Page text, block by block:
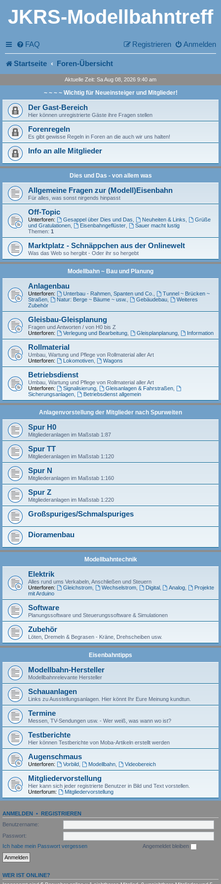
JKRS-Modellbahntreff
FAQ Anmelden
Registrieren
Startseite Foren-Übersicht
Aktuelle Zeit: Sa Aug 08, 2026 9:40 am
~ ~ ~ ~ Wichtig für Neueinsteiger und Mitglieder!
Der Gast-Bereich
Hier können unregistrierte Gäste ihre Fragen stellen
Forenregeln
Es gibt gewisse Regeln in Foren an die auch wir uns halten!
Info an alle Mitglieder
Dies und Das - von allem was
Allgemeine Fragen zur (Modell)Eisenbahn
Für alles, was sonst nirgends hinpasst
Off-Topic
Unterforen: Gesappel über Dies und Das Neuheiten & Links
Grüße
und Gratulationen
Eisenbahngeflüster,
Sauer macht lustig
Themen: 1
Marktplatz - Schnäppchen aus der Onlinewelt
Was das Web so hergibt - Oder ihr so hergebt
Modellbahn ~ Bau und Planung
Anlagenbau
Unterforen: Unterbau - Rahmen, Spanten und Co.
Tunnel ~ Brücken ~
Straßen
Natur: Berge ~ Bäume ~ usw. Gebäudebau,
Weiteres
Zubehör
Gleisbau-Gleisplanung
Fragen und Antworten / von H0 bis Z
Unterforen:
Verlegung und Bearbeitung, Gleisplanplanung, Information
Rollmaterial
Umbau, Wartung und Pflege von Rollmaterial aller Art
Unterforen:
Lokomotiven, Wagons
Betriebsdienst
Umbau, Wartung und Pflege von Rollmaterial aller Art
Unterforen:
Signalisierung, Gleisanlagen & Fahrstraßen,
Sicherungsanlagen
Betriebsdienst allgemein
Anlagenvorstellung der Mitglieder nach Spurweiten
Spur H0
Mitgliederanlagen im Maßstab 1:87
Spur TT
Mitgliederanlagen im Maßstab 1:120
Spur N
Mitgliederanlagen im Maßstab 1:160
Spur Z
Mitgliederanlagen im Maßstab 1:220
Großspuriges/Schmalspuriges
Dioramenbau
Modellbahntechnik
Elektrik
Alles rund ums Verkabeln, Anschließen und Steuern
Unterforen:
Gleichstrom, Wechselstrom, Digital, Analog
Projekte
mit Arduino
Software
Planungssoftware und Steuerungssoftware & Simulationen
Zubehör
Löten, Dremeln & Begrasen - Kräne, Drehscheiben usw.
Eisenbahntipps
Modellbahn-Hersteller
Modellbahnrelevante Hersteller
Schauanlagen
Links zu Ausstellungsanlagen. Hier könnt Ihr Eure Meinung kundtun.
Termine
Messen, TV-Sendungen usw. - Wer weiß, was wann wo ist?
Testberichte
Hier können Testberichte von Moba-Artikeln erstellt werden
Augenschmaus
Unterforen: Vorbild, Modellbahn, Videobereich
Mitgliedervorstellung
Hier kann sich jeder registrierte Benutzer in Bild und Text vorstellen.
Unterforum:
Mitgliedervorstellung
ANMELDEN • REGISTRIEREN
Benutzername:
Passwort:
Ich habe mein Passwort vergessen
Angemeldet bleiben
WER IST ONLINE?